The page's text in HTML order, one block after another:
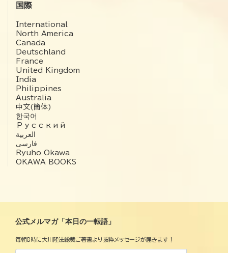
国際
International
North America
Canada
Deutschland
France
United Kingdom
India
Philippines
Australia
中文(簡体)
한국어
Русский
العربية‏
فارسی
Ryuho Okawa
OKAWA BOOKS
公式メルマガ「本日の一転語」
毎朝8時に大川隆法総裁ご著書より抜粋メッセージが届きます！